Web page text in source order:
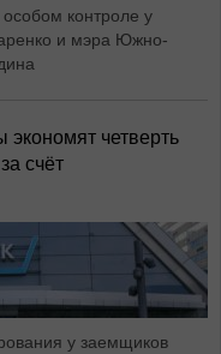
контроле у
и мэра Южно-
четверть
счёт
у заемщиков